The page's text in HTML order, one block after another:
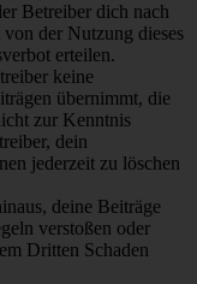
Betreiber dich nach
der Nutzung dieses
erteilen.
keine
übernimmt, die
zur Kenntnis
dein
jederzeit zu löschen
deine Beiträge
verstoßen oder
Dritten Schaden